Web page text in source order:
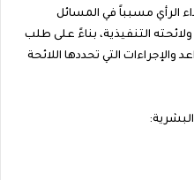
الرأي مسبباً في المسائل
التنفيذية، بناءً على طلب
التي تحددها اللائحة
البشرية: